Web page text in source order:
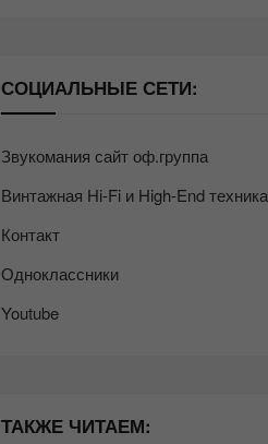
СОЦИАЛЬНЫЕ СЕТИ:
Звукомания сайт оф.группа
Винтажная Hi-Fi и High-End техника
Контакт
Одноклассники
Youtube
ТАКЖЕ ЧИТАЕМ: